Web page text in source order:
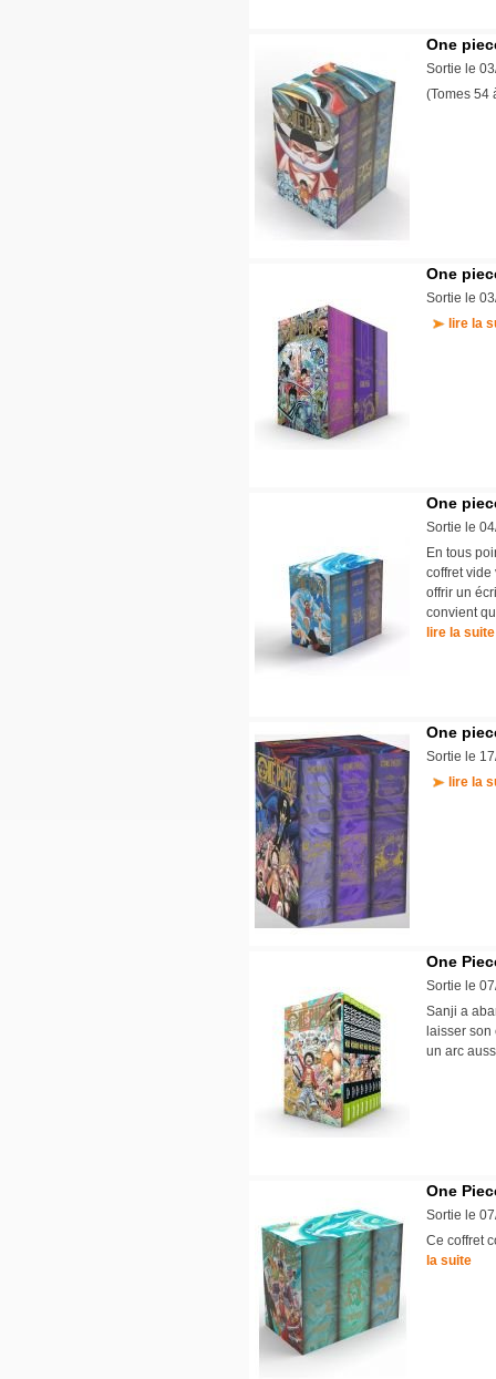
One
Sortie le
(Tomes
One
Sortie le
lire la
One
Sortie le
En tous
coffret vide
offrir un
convient
lire la suite
One
Sortie le
lire la
One
Sortie le
Sanji a
laisser
un arc
One
Sortie le
Ce coffret
la suite